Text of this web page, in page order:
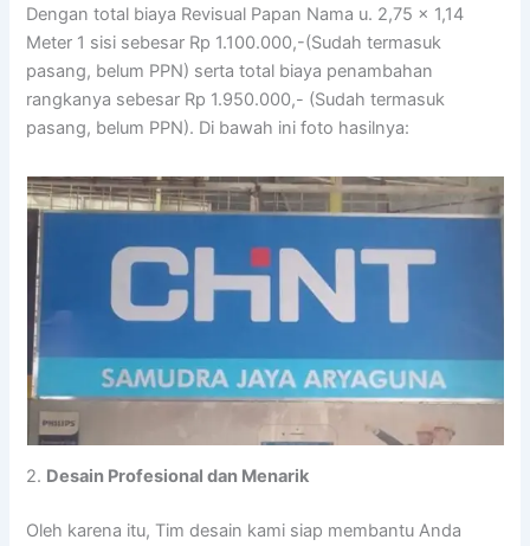
Dengan total biaya Revisual Papan Nama u. 2,75 x 1,14
Meter 1 sisi sebesar Rp 1.100.000,-(Sudah termasuk
pasang, belum PPN) serta total biaya penambahan
rangkanya sebesar Rp 1.950.000,- (Sudah termasuk
pasang, belum PPN). Di bawah ini foto hasilnya:
2. Desain Profesional dan Menarik
Oleh karena itu, Tim desain kami siap membantu Anda